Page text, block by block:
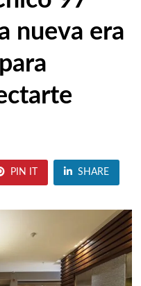
nueva era
PIN IT SHARE